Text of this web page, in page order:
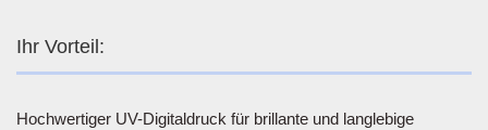
Ihr Vorteil:
Hochwertiger UV-Digitaldruck für brillante und langlebige